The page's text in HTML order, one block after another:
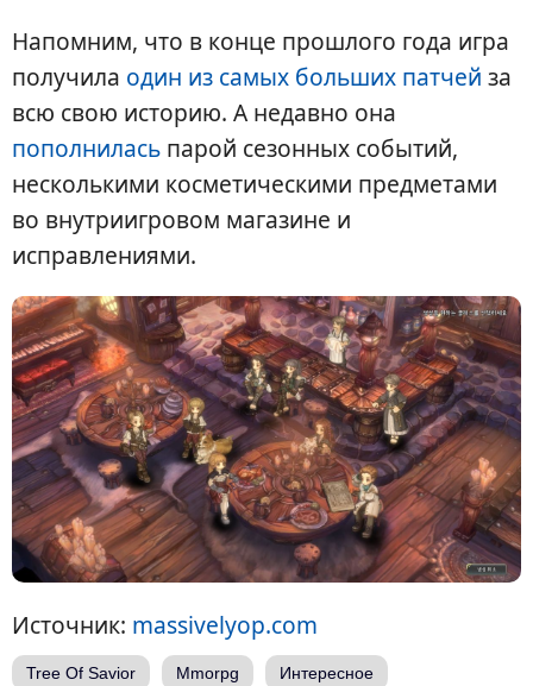
Напомним, что в конце прошлого года игра
получила один из самых больших патчей за
всю свою историю. А недавно она
пополнилась парой сезонных событий,
несколькими косметическими предметами
во внутриигровом магазине и
исправлениями.
Источник: massivelyop.com
Tree Of Savior Mmorpg Интересное